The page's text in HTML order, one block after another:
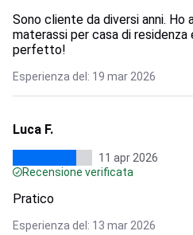
Sono cliente da diversi anni. Ho
materassi per casa di
perfetto!
Esperienza del: 19 mar 2026
Luca F.
11 apr 2026
Recensione verificata
Pratico
Esperienza del: 13 mar 2026